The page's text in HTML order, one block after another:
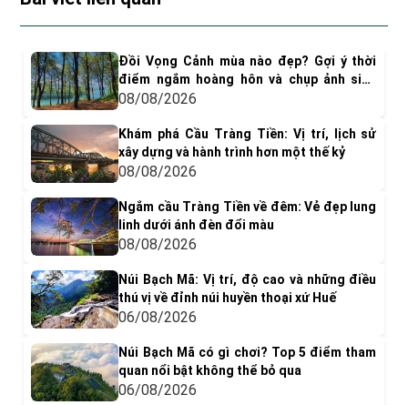
Đồi Vọng Cảnh mùa nào đẹp? Gợi ý thời
điểm ngắm hoàng hôn và chụp ảnh siêu
"dính"
08/08/2026
Khám phá Cầu Tràng Tiền: Vị trí, lịch sử
xây dựng và hành trình hơn một thế kỷ
08/08/2026
Ngắm cầu Tràng Tiền về đêm: Vẻ đẹp lung
linh dưới ánh đèn đổi màu
08/08/2026
Núi Bạch Mã: Vị trí, độ cao và những điều
thú vị về đỉnh núi huyền thoại xứ Huế
06/08/2026
Núi Bạch Mã có gì chơi? Top 5 điểm tham
quan nổi bật không thể bỏ qua
06/08/2026